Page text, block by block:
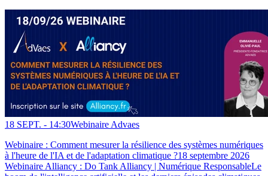
18 SEPT. - 14:30Webinaire Advaes
Webinaire : Comment mesurer la résilience des systèmes numériques
à l'heure de l'IA et de l'adaptation climatique ?18 septembre 2026
Webinaire Alliancy : Do Tank Alliancy | Numérique ResponsableLe